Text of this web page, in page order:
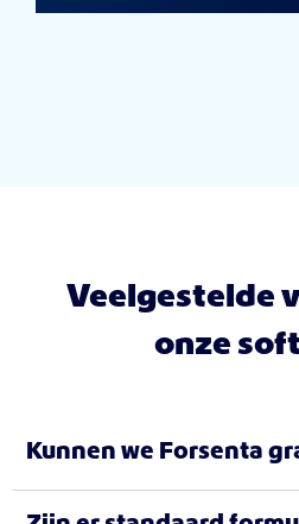
Veelgestelde
onze
Kunnen we Forsenta